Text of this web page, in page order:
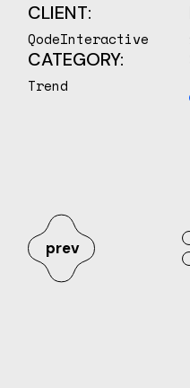
CLIENT:
QodeInteractive
CATEGORY:
Trend
prev